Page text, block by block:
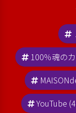
100％魂の
YouTube